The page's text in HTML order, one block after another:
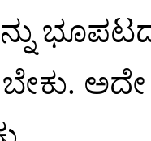
ಬೇಕು. ಅದೇ